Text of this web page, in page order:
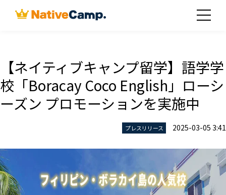
【ネイティブキャンプ留学】語学学
校「Boracay Coco English」ローシ
ーズン プロモーションを実施中
プレスリリース 2025-03-05 3:41